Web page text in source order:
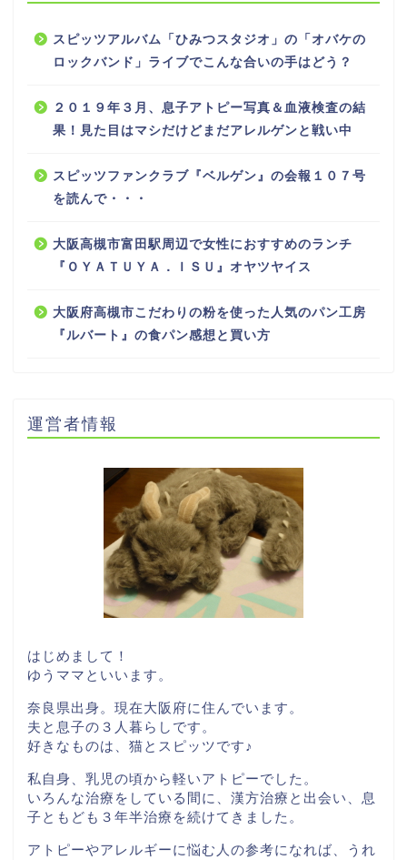
スピッツアルバム「ひみつスタジオ」の「オバケの
ロックバンド」ライブでこんな合いの手はどう？
２０１９年３月、息子アトピー写真＆血液検査の結
果！見た目はマシだけどまだアレルゲンと戦い中
スピッツファンクラブ『ベルゲン』の会報１０７号
を読んで・・・
大阪高槻市富田駅周辺で女性におすすめのランチ
『ＯＹＡＴＵＹＡ．ＩＳＵ』オヤツヤイス
大阪府高槻市こだわりの粉を使った人気のパン工房
『ルバート』の食パン感想と買い方
運営者情報
はじめまして！
ゆうママといいます。
奈良県出身。現在大阪府に住んでいます。
夫と息子の３人暮らしです。
好きなものは、猫とスピッツです♪
私自身、乳児の頃から軽いアトピーでした。
いろんな治療をしている間に、漢方治療と出会い、息
子ともども３年半治療を続けてきました。
アトピーやアレルギーに悩む人の参考になれば、うれ